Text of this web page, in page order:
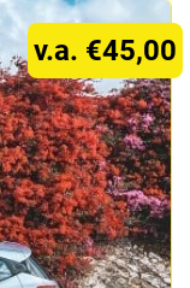
v.a. €45,00